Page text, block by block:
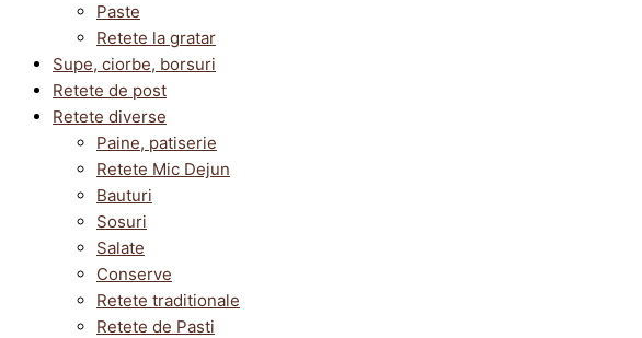
Paste
Retete la gratar
Supe, ciorbe, borsuri
Retete de post
Retete diverse
Paine, patiserie
Retete Mic Dejun
Bauturi
Sosuri
Salate
Conserve
Retete traditionale
Retete de Pasti